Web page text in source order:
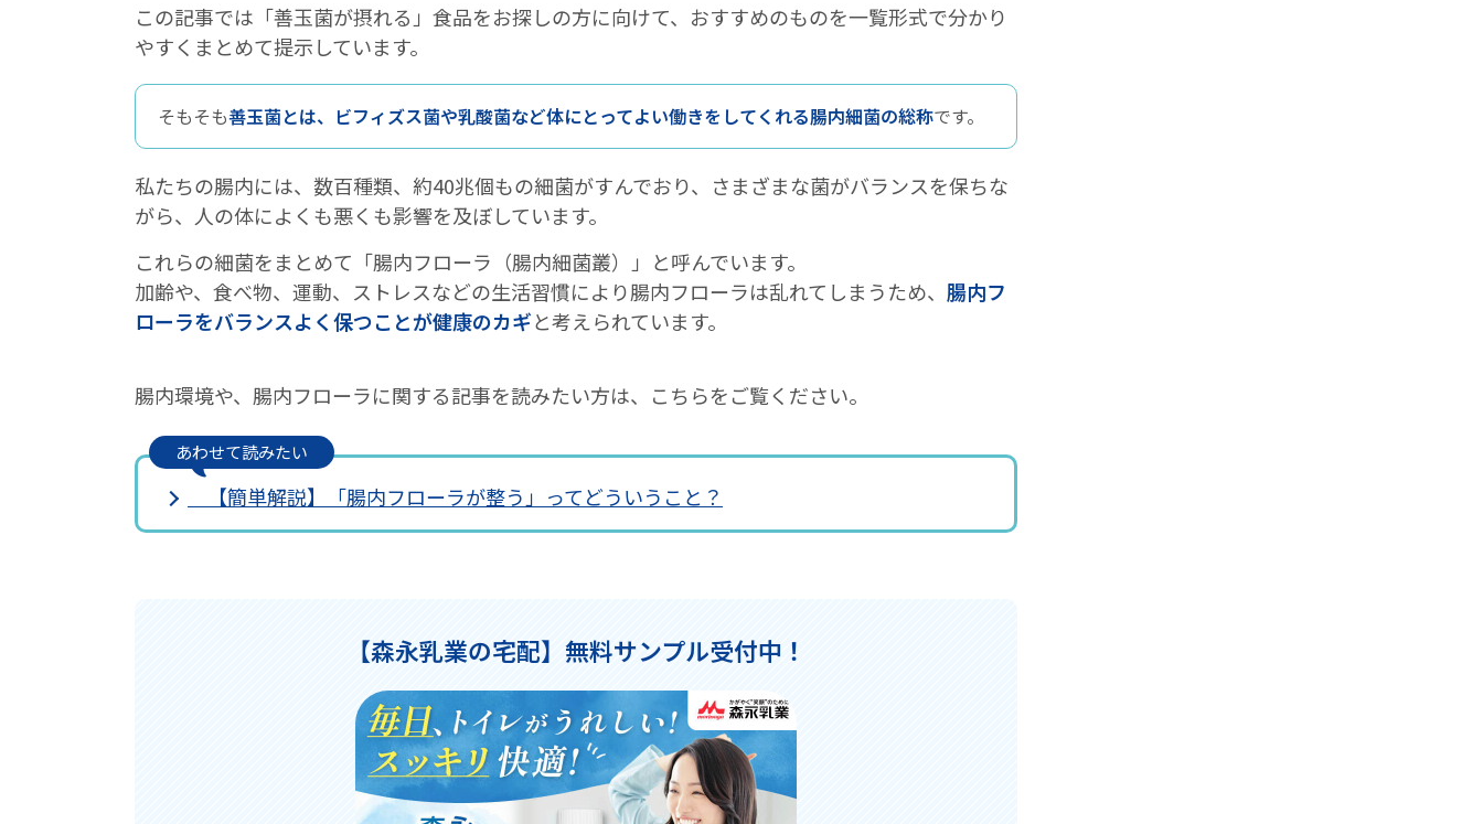
この記事では「善玉菌が摂れる」食品をお探しの方に向けて、おすすめのものを一覧形式で分かり
やすくまとめて提示しています。
そもそも善玉菌とは、ビフィズス菌や乳酸菌など体にとってよい働きをしてくれる腸内細菌の総称です。
私たちの腸内には、数百種類、約40兆個もの細菌がすんでおり、さまざまな菌がバランスを保ちな
がら、人の体によくも悪くも影響を及ぼしています。
これらの細菌をまとめて「腸内フローラ（腸内細菌叢）」と呼んでいます。
加齢や、食べ物、運動、ストレスなどの生活習慣により腸内フローラは乱れてしまうため、 腸内フ
ローラをバランスよく保つことが健康のカギと考えられています。
腸内環境や、腸内フローラに関する記事を読みたい方は、こちらをご覧ください。
あわせて読みたい
【簡単解説】「腸内フローラが整う」ってどういうこと？
【森永乳業の宅配】無料サンプル受付中！